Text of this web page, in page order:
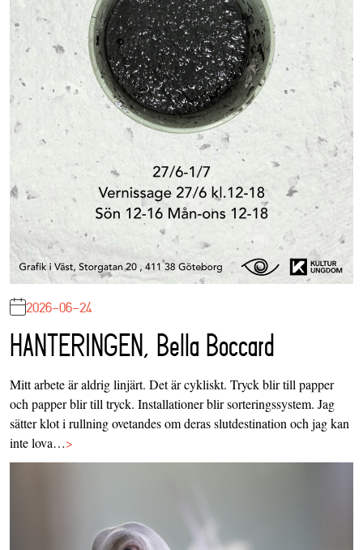
2026-06-24
HANTERINGEN, Bella Boccard
Mitt arbete är aldrig linjärt. Det är cykliskt. Tryck blir till papper
och papper blir till tryck. Installationer blir sorteringssystem. Jag
sätter klot i rullning ovetandes om deras slutdestination och jag kan
inte lova…>